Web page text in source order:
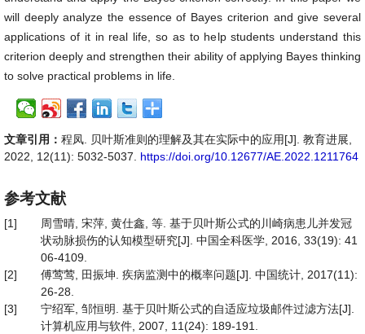
will deeply analyze the essence of Bayes criterion and give several
applications of it in real life, so as to help students understand this
criterion deeply and strengthen their ability of applying Bayes thinking
to solve practical problems in life.
文章引用： 程凤. 贝叶斯准则的理解及其在实际中的应用[J]. 教育进展,
2022, 12(11): 5032-5037. https://doi.org/10.12677/AE.2022.1211764
参考文献
[1]
周雪晴, 宋萍, 黄仕鑫, 等. 基于贝叶斯公式的川崎病患儿并发冠
状动脉损伤的认知模型研究[J]. 中国全科医学, 2016, 33(19): 41
06-4109.
[2]
傅莺莺, 田振坤. 疾病监测中的概率问题[J]. 中国统计, 2017(11):
26-28.
[3]
宁绍军, 邹恒明. 基于贝叶斯公式的自适应垃圾邮件过滤方法[J].
计算机应用与软件, 2007, 11(24): 189-191.